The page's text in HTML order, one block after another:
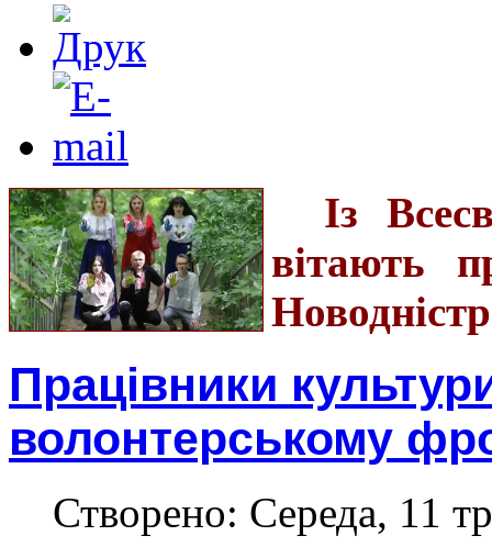
Із
вітають
Працівники
волонтерському
Створено: Середа, 11